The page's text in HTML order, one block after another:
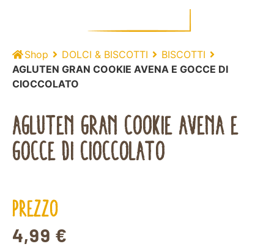
Shop DOLCI & BISCOTTI
BISCOTTI
AGLUTEN GRAN COOKIE AVENA E GOCCE DI
CIOCCOLATO
AGLUTEN GRAN COOKIE AVENA E
GOCCE DI CIOCCOLATO
PREZZO
4,99 €